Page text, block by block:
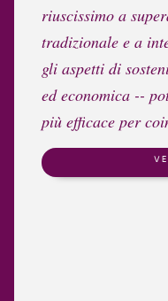
riuscissimo a
tradizionale e a
gli aspetti di
ed economica --
più efficace per